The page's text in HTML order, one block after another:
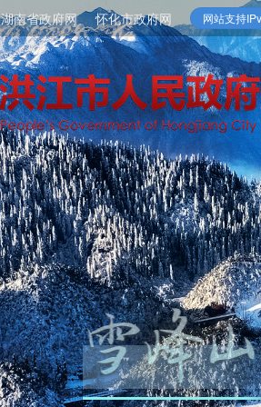
湖南省政府网 怀化市政府网 网站支持